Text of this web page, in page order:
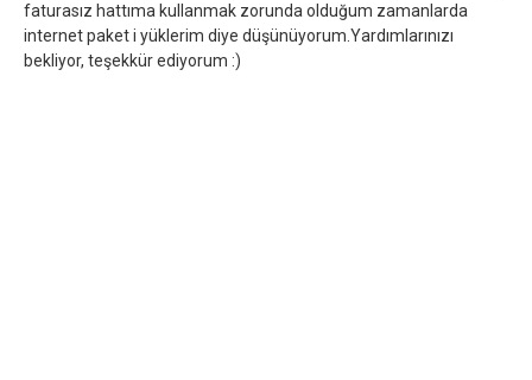
faturasız hattıma kullanmak zorunda olduğum zamanlarda
internet paket i yüklerim diye düşünüyorum.Yardımlarınızı
bekliyor, teşekkür ediyorum :)